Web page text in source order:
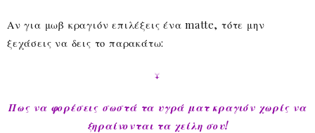
Αν για μωβ κραγιόν επιλέξεις ένα matte, τότε μην
ξεχάσεις να δεις το παρακάτω:
↓
Πως να φορέσεις σωστά τα υγρά ματ κραγιόν χωρίς να
ξηραίνονται τα χείλη σου!